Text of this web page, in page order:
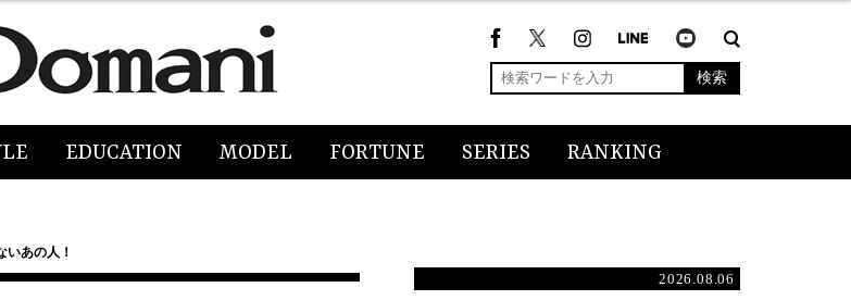
検索
EDUCATION MODEL FORTUNE SERIES RANKING
あの人！
2026.08.06